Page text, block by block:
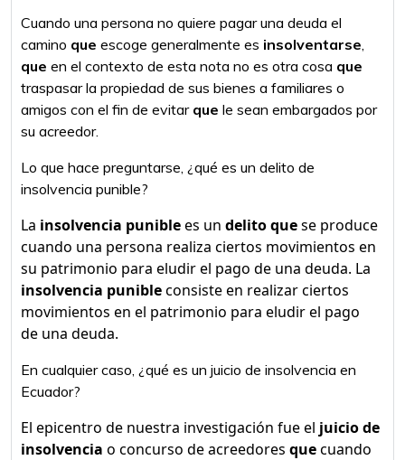
Cuando una persona no quiere pagar una deuda el
camino que escoge generalmente es insolventarse,
que en el contexto de esta nota no es otra cosa que
traspasar la propiedad de sus bienes a familiares o
amigos con el fin de evitar que le sean embargados por
su acreedor.
Lo que hace preguntarse, ¿qué es un delito de
insolvencia punible?
La insolvencia puniblees un delito quese produce
cuando una persona realiza ciertos movimientos en
su patrimonio para eludir el pago de una deuda. La
insolvencia punibleconsiste en realizar ciertos
movimientos en el patrimonio para eludir el pago
de una deuda.
En cualquier caso, ¿qué es un juicio de insolvencia en
Ecuador?
El epicentro de nuestra investigación fue el juicio de
insolvencia o concurso de acreedores quecuando